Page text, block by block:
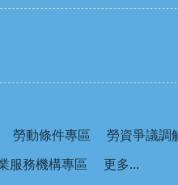
勞動條件專區 勞資爭議調
服務機構專區 更多...